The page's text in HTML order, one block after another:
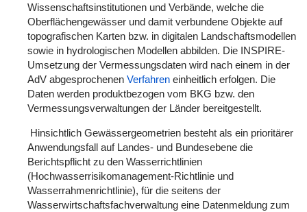
Wissenschaftsinstitutionen und Verbände, welche die
Oberflächengewässer und damit verbundene Objekte auf
topografischen Karten bzw. in digitalen Landschaftsmodellen
sowie in hydrologischen Modellen abbilden. Die INSPIRE-
Umsetzung der Vermessungsdaten wird nach einem in der
AdV abgesprochenen Verfahreneinheitlich erfolgen. Die
Daten werden produktbezogen vom BKG bzw. den
Vermessungsverwaltungen der Länder bereitgestellt.
Hinsichtlich Gewässergeometrien besteht als ein prioritärer
Anwendungsfall auf Landes- und Bundesebene die
Berichtspflicht zu den Wasserrichtlinien
(Hochwasserrisikomanagement-Richtlinie und
Wasserrahmenrichtlinie), für die seitens der
Wasserwirtschaftsfachverwaltung eine Datenmeldung zum